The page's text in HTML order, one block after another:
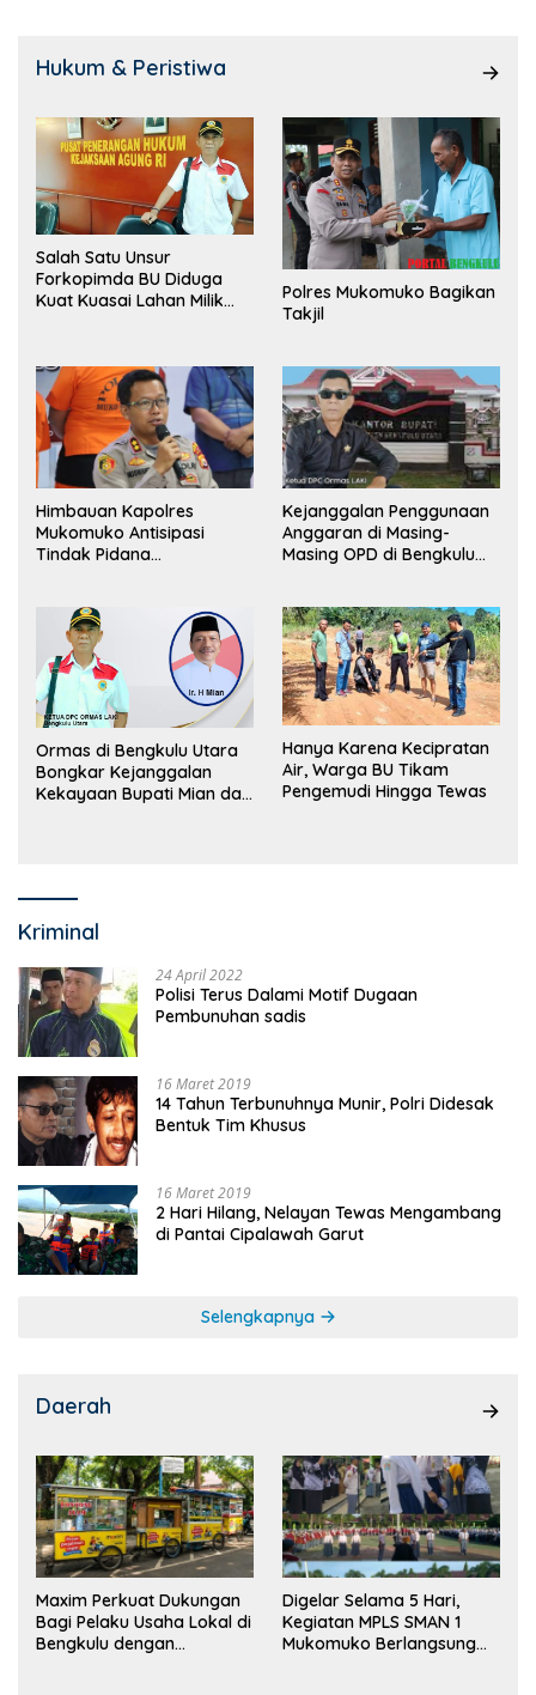
Hukum & Peristiwa
Salah Satu Unsur
Forkopimda BU Diduga
Kuat Kuasai Lahan Milik
Polres Mukomuko Bagikan
Takjil
Himbauan Kapolres
Mukomuko Antisipasi
Tindak Pidana
Kejanggalan Penggunaan
Anggaran di Masing-
Masing OPD di Bengkulu
Ormas di Bengkulu Utara
Bongkar Kejanggalan
Kekayaan Bupati Mian dan
Hanya Karena Kecipratan
Air, Warga BU Tikam
Pengemudi Hingga Tewas
Kriminal
24 April 2022
Polisi Terus Dalami Motif Dugaan
Pembunuhan sadis
16 Maret 2019
14 Tahun Terbunuhnya Munir, Polri Didesak
Bentuk Tim Khusus
16 Maret 2019
2 Hari Hilang, Nelayan Tewas Mengambang
di Pantai Cipalawah Garut
Selengkapnya
Daerah
Maxim Perkuat Dukungan
Bagi Pelaku Usaha Lokal di
Bengkulu dengan
Digelar Selama 5 Hari,
Kegiatan MPLS SMAN 1
Mukomuko Berlangsung